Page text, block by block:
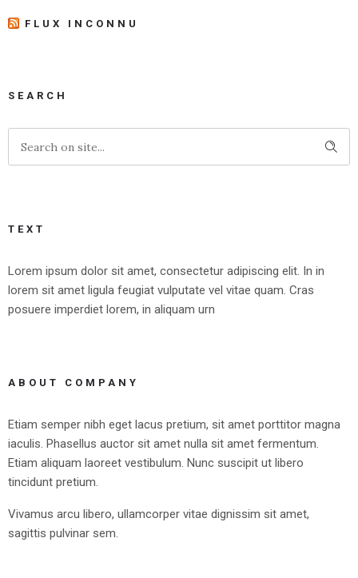
FLUX INCONNU
SEARCH
TEXT
Lorem ipsum dolor sit amet, consectetur adipiscing elit. In in
lorem sit amet ligula feugiat vulputate vel vitae quam. Cras
posuere imperdiet lorem, in aliquam urn
ABOUT COMPANY
Etiam semper nibh eget lacus pretium, sit amet porttitor magna
iaculis. Phasellus auctor sit amet nulla sit amet fermentum.
Etiam aliquam laoreet vestibulum. Nunc suscipit ut libero
tincidunt pretium.
Vivamus arcu libero, ullamcorper vitae dignissim sit amet,
sagittis pulvinar sem.